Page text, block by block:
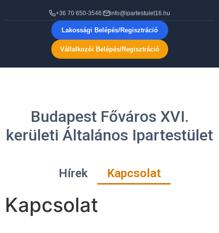
+36 70 650-3546 info@ipartestulet16.hu
Lakossági Belépés/Regisztráció
Vállalkozói Belépés/Regisztráció
Budapest Főváros XVI.
kerületi Általános Ipartestület
Hírek Kapcsolat
Kapcsolat